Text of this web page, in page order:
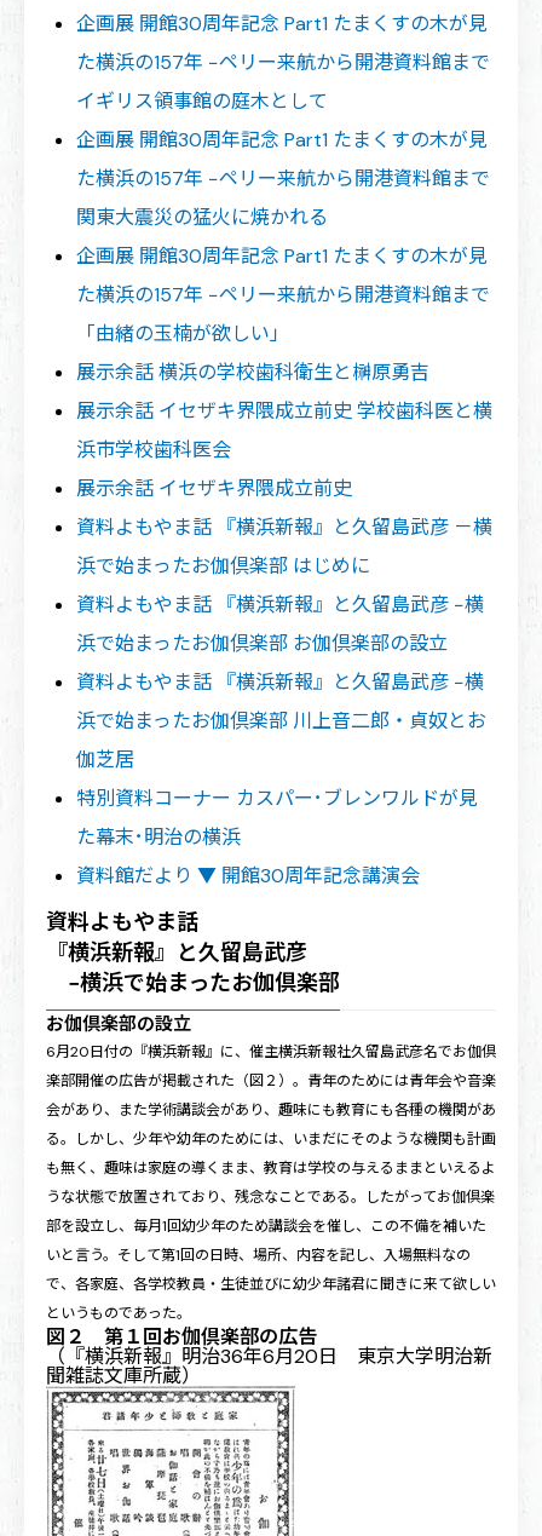
企画展 開館30周年記念 Part1 たまくすの木が見
た横浜の157年 −ペリー来航から開港資料館まで
イギリス領事館の庭木として
企画展 開館30周年記念 Part1 たまくすの木が見
た横浜の157年 −ペリー来航から開港資料館まで
関東大震災の猛火に焼かれる
企画展 開館30周年記念 Part1 たまくすの木が見
た横浜の157年 −ペリー来航から開港資料館まで
「由緒の玉楠が欲しい」
展示余話 横浜の学校歯科衛生と榊原勇吉
展示余話 イセザキ界隈成立前史 学校歯科医と横
浜市学校歯科医会
展示余話 イセザキ界隈成立前史
資料よもやま話 『横浜新報』と久留島武彦 －横
浜で始まったお伽倶楽部 はじめに
資料よもやま話 『横浜新報』と久留島武彦 −横
浜で始まったお伽倶楽部 お伽倶楽部の設立
資料よもやま話 『横浜新報』と久留島武彦 −横
浜で始まったお伽倶楽部 川上音二郎・貞奴とお
伽芝居
特別資料コーナー カスパー･ブレンワルドが見
た幕末･明治の横浜
資料館だより ▼ 開館30周年記念講演会
資料よもやま話
『横浜新報』と久留島武彦
−横浜で始まったお伽倶楽部
お伽倶楽部の設立
6月20日付の『横浜新報』に、催主横浜新報社久留島武彦名でお伽倶
楽部開催の広告が掲載された（図２）。青年のためには青年会や音楽
会があり、また学術講談会があり、趣味にも教育にも各種の機関があ
る。しかし、少年や幼年のためには、いまだにそのような機関も計画
も無く、趣味は家庭の導くまま、教育は学校の与えるままといえるよ
うな状態で放置されており、残念なことである。したがってお伽倶楽
部を設立し、毎月1回幼少年のため講談会を催し、この不備を補いた
いと言う。そして第1回の日時、場所、内容を記し、入場無料なの
で、各家庭、各学校教員・生徒並びに幼少年諸君に聞きに来て欲しい
というものであった。
図２ 第１回お伽倶楽部の広告
（『横浜新報』明治36年6月20日 東京大学明治新
聞雑誌文庫所蔵）